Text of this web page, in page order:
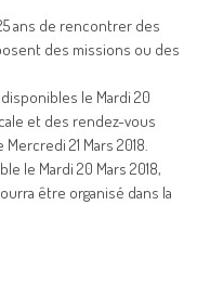
ans de rencontrer des
des missions ou des
le Mardi 20
et des rendez-vous
21 Mars 2018.
le Mardi 20 Mars 2018,
être organisé dans la